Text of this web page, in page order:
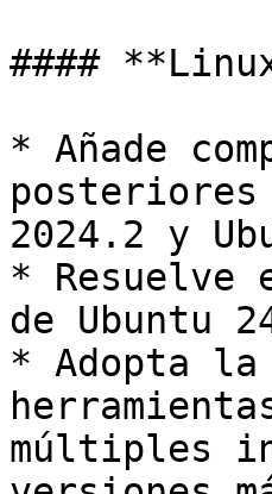
####
* Añade
posteriores
2024.2 y
* Resuelve
de Ubuntu
* Adopta
múltiples